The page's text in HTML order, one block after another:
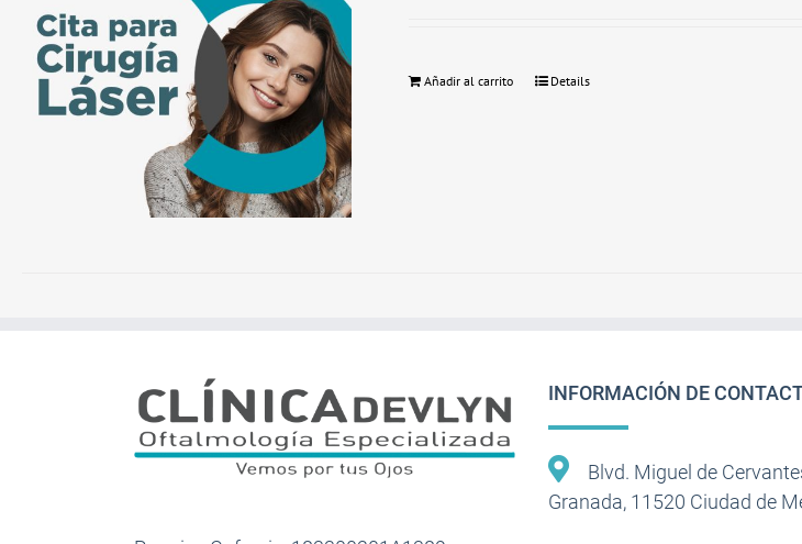
Añadir al carrito Details
INFORMACIÓN DE
Blvd. Miguel de
Granada, 11520 Ciudad de